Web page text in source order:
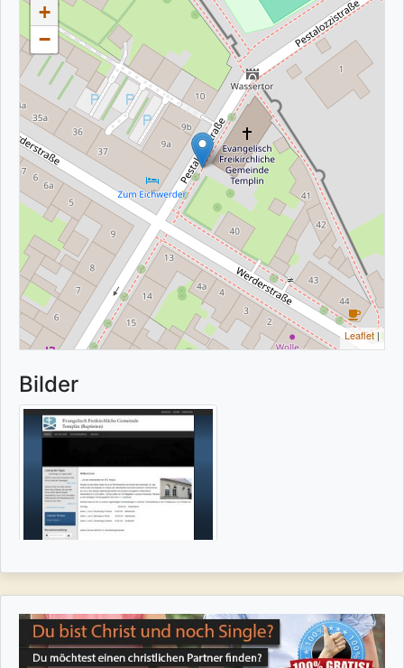
+
−
Leaflet |
Bilder